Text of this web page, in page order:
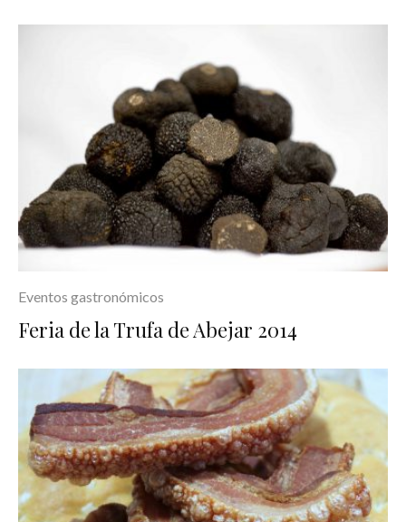
Eventos gastronómicos
Feria de la Trufa de Abejar 2014